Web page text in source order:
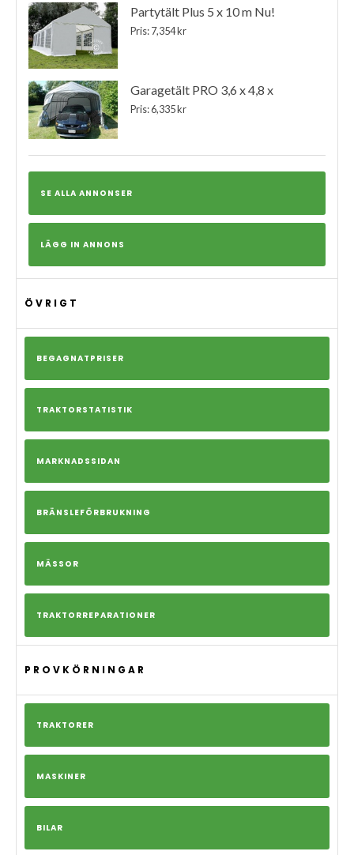
Partytält Plus 5 x 10 m Nu!
Pris: 7,354 kr
Garagetält PRO 3,6 x 4,8 x
Pris: 6,335 kr
SE ALLA ANNONSER
LÄGG IN ANNONS
ÖVRIGT
BEGAGNATPRISER
TRAKTORSTATISTIK
MARKNADSSIDAN
BRÄNSLEFÖRBRUKNING
MÄSSOR
TRAKTORREPARATIONER
PROVKÖRNINGAR
TRAKTORER
MASKINER
BILAR